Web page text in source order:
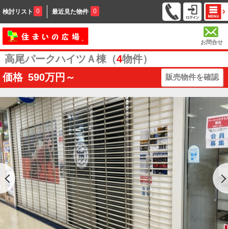
検討リスト 0 最近見た物件 0
お問合せ
高尾パークハイツＡ棟（4物件）
価格 590万円～ 販売物件を確認